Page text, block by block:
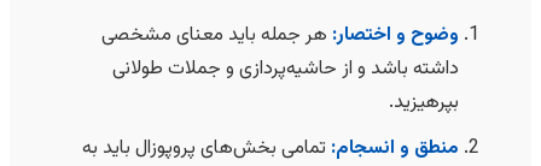
وضوح و اختصار: هر جمله باید معنای مشخصی
داشته باشد و از حاشیه‌پردازی و جملات طولانی
بپرهیزید.
منطق و انسجام: تمامی بخش‌های پروپوزال باید به